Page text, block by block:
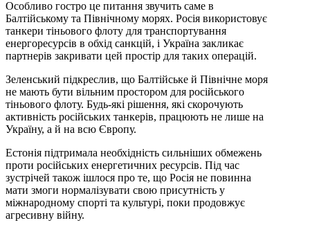
Особливо гостро це питання звучить саме в
Балтійському та Північному морях. Росія використовує
танкери тіньового флоту для транспортування
енергоресурсів в обхід санкцій, і Україна закликає
партнерів закривати цей простір для таких операцій.
Зеленський підкреслив, що Балтійське й Північне моря
не мають бути вільним простором для російського
тіньового флоту. Будь-які рішення, які скорочують
активність російських танкерів, працюють не лише на
Україну, а й на всю Європу.
Естонія підтримала необхідність сильніших обмежень
проти російських енергетичних ресурсів. Під час
зустрічей також ішлося про те, що Росія не повинна
мати змоги нормалізувати свою присутність у
міжнародному спорті та культурі, поки продовжує
агресивну війну.